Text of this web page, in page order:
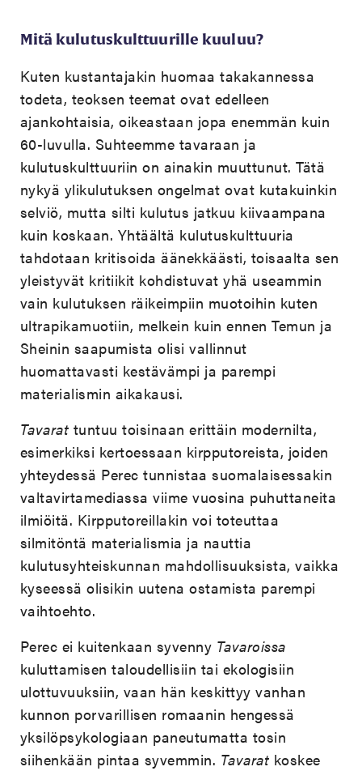
Mitä kulutuskulttuurille kuuluu?
Kuten kustantajakin huomaa takakannessa
todeta, teoksen teemat ovat edelleen
ajankohtaisia, oikeastaan jopa enemmän kuin
60-luvulla. Suhteemme tavaraan ja
kulutuskulttuuriin on ainakin muuttunut. Tätä
nykyä ylikulutuksen ongelmat ovat kutakuinkin
selviö, mutta silti kulutus jatkuu kiivaampana
kuin koskaan. Yhtäältä kulutuskulttuuria
tahdotaan kritisoida äänekkäästi, toisaalta sen
yleistyvät kritiikit kohdistuvat yhä useammin
vain kulutuksen räikeimpiin muotoihin kuten
ultrapikamuotiin, melkein kuin ennen Temun ja
Sheinin saapumista olisi vallinnut
huomattavasti kestävämpi ja parempi
materialismin aikakausi.
Tavarat tuntuu toisinaan erittäin modernilta,
esimerkiksi kertoessaan kirpputoreista, joiden
yhteydessä Perec tunnistaa suomalaisessakin
valtavirtamediassa viime vuosina puhuttaneita
ilmiöitä. Kirpputoreillakin voi toteuttaa
silmitöntä materialismia ja nauttia
kulutusyhteiskunnan mahdollisuuksista, vaikka
kyseessä olisikin uutena ostamista parempi
vaihtoehto.
Perec ei kuitenkaan syvenny Tavaroissa
kuluttamisen taloudellisiin tai ekologisiin
ulottuvuuksiin, vaan hän keskittyy vanhan
kunnon porvarillisen romaanin hengessä
yksilöpsykologiaan paneutumatta tosin
siihenkään pintaa syvemmin. Tavarat koskee